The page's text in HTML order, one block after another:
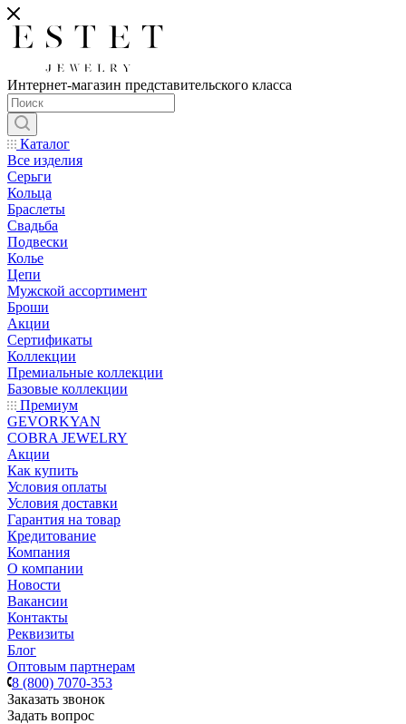
Интернет-магазин представительского класса
Каталог
Все изделия
Серьги
Кольца
Браслеты
Свадьба
Подвески
Колье
Цепи
Мужской ассортимент
Броши
Акции
Сертификаты
Коллекции
Премиальные коллекции
Базовые коллекции
Премиум
GEVORKYAN
COBRA JEWELRY
Акции
Как купить
Условия оплаты
Условия доставки
Гарантия на товар
Кредитование
Компания
О компании
Новости
Вакансии
Контакты
Реквизиты
Блог
Оптовым партнерам
8 (800) 7070-353
Заказать звонок
Задать вопрос